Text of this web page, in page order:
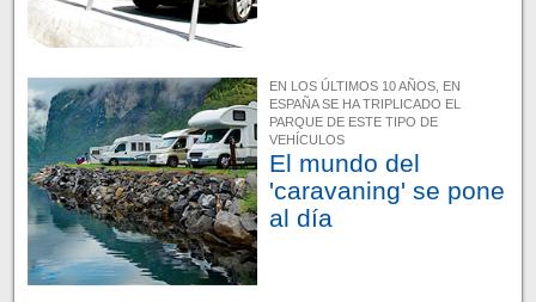
EN LOS ÚLTIMOS 10 AÑOS, EN
ESPAÑA SE HA TRIPLICADO EL
PARQUE DE ESTE TIPO DE
VEHÍCULOS
El mundo del
'caravaning' se pone
al día